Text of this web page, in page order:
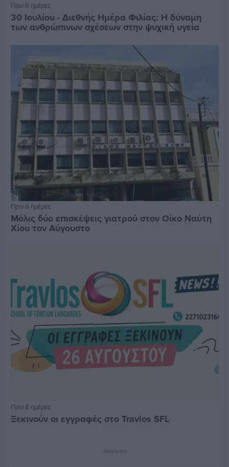
Πριν 6 ημέρες
30 Ιουλίου - Διεθνής Ημέρα Φιλίας: Η δύναμη
των ανθρώπινων σχέσεων στην ψυχική υγεία
Πριν 6 ημέρες
Μόλις δύο επισκέψεις γιατρού στον Οίκο Ναύτη
Χίου τον Αύγουστο
Πριν 8 ημέρες
Ξεκινούν οι εγγραφές στο Travlos SFL
Διαφήμιση